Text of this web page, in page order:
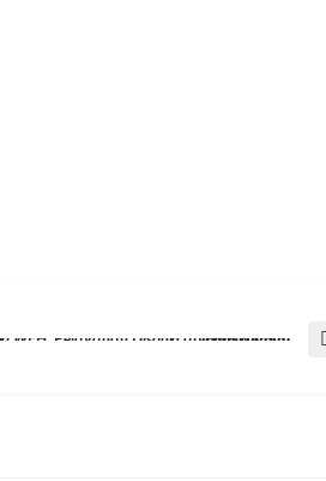
Meski WFH, Pelayanan Disdukcapil Balikpapan Tetap Normal